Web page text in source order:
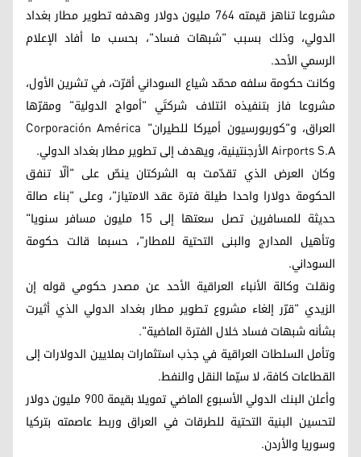
مشروعا تناهز قيمته 764 مليون دولار وهدفه تطوير مطار بغداد
الدولي، وذلك بسبب "شبهات فساد"، بحسب ما أفاد الإعلام
الرسمي الأحد.
وكانت حكومة سلفه محمّد شياع السوداني أقرّت، في تشرين الأول،
مشروعا فاز بتنفيذه ائتلاف شركتَي "أمواج الدولية" ومقرّها
العراق، و"كوربورسيون أميركا للطيران" Corporación América
Airports S.A الأرجنتينية، ويهدف إلى تطوير مطار بغداد الدولي.
وكان العرض الذي تقدّمت به الشركتان ينصّ على "ألّا تنفق
الحكومة دولارا واحدا طيلة فترة عقد الامتياز"، وعلى "بناء صالة
حديثة للمسافرين تصل سعتها إلى 15 مليون مسافر سنويا"
وتأهيل المدارج والبنى التحتية للمطار"، حسبما قالت حكومة
السوداني.
ونقلت وكالة الأنباء العراقية الأحد عن مصدر حكومي قوله إن
الزيدي "قرّر إلغاء مشروع تطوير مطار بغداد الدولي الذي أثيرت
بشأنه شبهات فساد خلال الفترة الماضية".
وتأمل السلطات العراقية في جذب استثمارات بملايين الدولارات إلى
القطاعات كافة، لا سيّما النقل والنفط.
وأعلن البنك الدولي الأسبوع الماضي تمويلا بقيمة 900 مليون دولار
لتحسين البنية التحتية للطرقات في العراق وربط عاصمته بتركيا
وسوريا والأردن.